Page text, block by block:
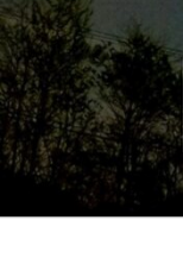
コ
ン
テ
ン
ツ
へ
キ